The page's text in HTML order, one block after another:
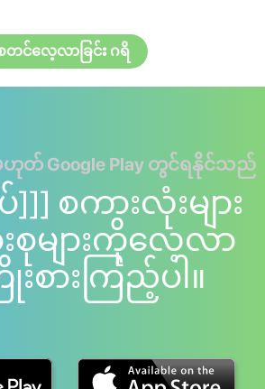
တင်လေ့လာခြင်း ဂရိ
ဟုတ် Google Play တွင်ရနိုင်သည်
စကားလုံးများ
စုများကိုလေ့လာ
းစားကြည့်ပါ။